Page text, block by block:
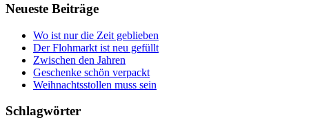
Neueste Beiträge
Wo ist nur die Zeit geblieben
Der Flohmarkt ist neu gefüllt
Zwischen den Jahren
Geschenke schön verpackt
Weihnachtsstollen muss sein
Schlagwörter